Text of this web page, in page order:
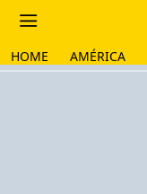
HOME AMÉRICA